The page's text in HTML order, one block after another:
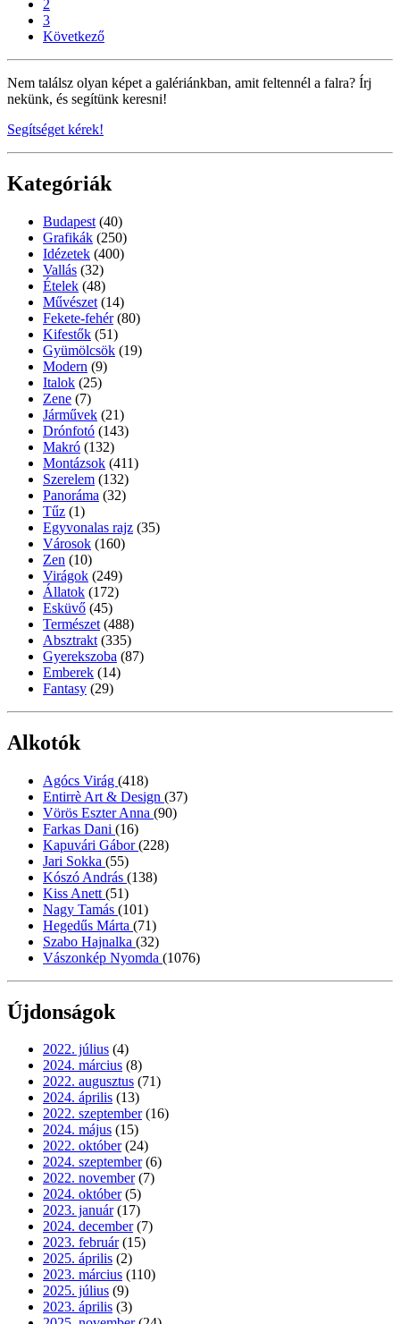
2
3
Következő
Nem találsz olyan képet a galériánkban, amit feltennél a falra? Írj
nekünk, és segítünk keresni!
Segítséget kérek!
Kategóriák
Budapest (40)
Grafikák (250)
Idézetek (400)
Vallás (32)
Ételek (48)
Művészet (14)
Fekete-fehér (80)
Kifestők (51)
Gyümölcsök (19)
Modern (9)
Italok (25)
Zene (7)
Járművek (21)
Drónfotó (143)
Makró (132)
Montázsok (411)
Szerelem (132)
Panoráma (32)
Tűz (1)
Egyvonalas rajz (35)
Városok (160)
Zen (10)
Virágok (249)
Állatok (172)
Esküvő (45)
Természet (488)
Absztrakt (335)
Gyerekszoba (87)
Emberek (14)
Fantasy (29)
Alkotók
Agócs Virág (418)
Entirrè Art & Design (37)
Vörös Eszter Anna (90)
Farkas Dani (16)
Kapuvári Gábor(228)
Jari Sokka (55)
Kószó András (138)
Kiss Anett (51)
Nagy Tamás (101)
Hegedűs Márta (71)
Szabo Hajnalka (32)
Vászonkép Nyomda (1076)
Újdonságok
2022. július (4)
2024. március (8)
2022. augusztus (71)
2024. április (13)
2022. szeptember (16)
2024. május (15)
2022. október (24)
2024. szeptember (6)
2022. november (7)
2024. október (5)
2023. január (17)
2024. december (7)
2023. február (15)
2025. április (2)
2023. március (110)
2025. július (9)
2023. április (3)